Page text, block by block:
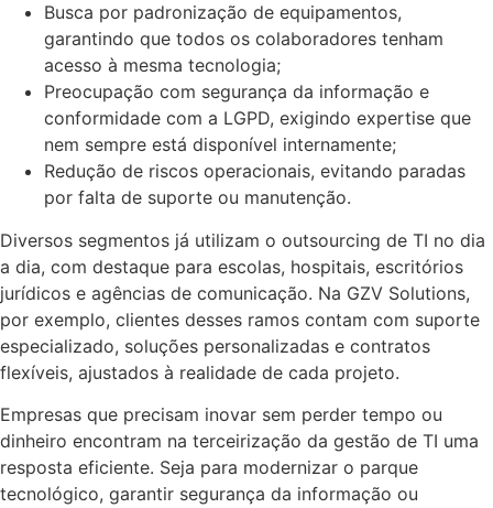
Busca por padronização de equipamentos,
garantindo que todos os colaboradores tenham
acesso à mesma tecnologia;
Preocupação com segurança da informação e
conformidade com a LGPD, exigindo expertise que
nem sempre está disponível internamente;
Redução de riscos operacionais, evitando paradas
por falta de suporte ou manutenção.
Diversos segmentos já utilizam o outsourcing de TI no dia
a dia, com destaque para escolas, hospitais, escritórios
jurídicos e agências de comunicação. Na GZV Solutions,
por exemplo, clientes desses ramos contam com suporte
especializado, soluções personalizadas e contratos
flexíveis, ajustados à realidade de cada projeto.
Empresas que precisam inovar sem perder tempo ou
dinheiro encontram na terceirização da gestão de TI uma
resposta eficiente. Seja para modernizar o parque
tecnológico, garantir segurança da informação ou